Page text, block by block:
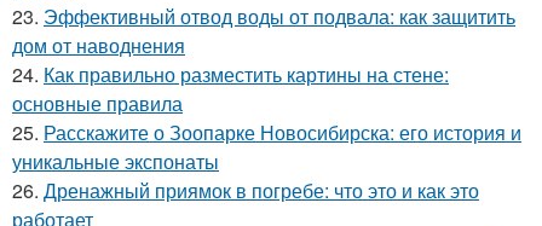
23. Эффективный отвод воды от подвала: как защитить
дом от наводнения
24. Как правильно разместить картины на стене:
основные правила
25. Расскажите о Зоопарке Новосибирска: его история и
уникальные экспонаты
26. Дренажный приямок в погребе: что это и как это
работает